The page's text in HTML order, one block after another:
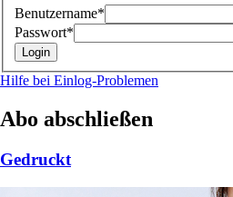
Benutzername*
Passwort*
Hilfe bei Einlog-Problemen
Abo abschließen
Gedruckt